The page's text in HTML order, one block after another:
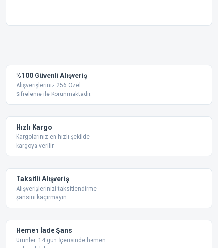
Ürün resmi kalitesiz, bozuk veya görüntülenemiyor.
Ürün açıklamasında eksik bilgiler bulunuyor.
Bu ürüne benzer farklı alternatifler olmalı.
%100 Güvenli Alışveriş
Alışverişleriniz 256 Özel
Şifreleme ile Korunmaktadır.
Hızlı Kargo
Kargolarınız en hızlı şekilde
kargoya verilir
Taksitli Alışveriş
Alışverişlerinizi taksitlendirme
şansını kaçırmayın.
Hemen İade Şansı
Ürünleri 14 gün İçerisinde hemen